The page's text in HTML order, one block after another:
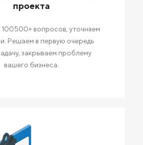
проекта
100500+ вопросов, уточняем
Решаем в первую очередь
закрываем проблему
вашего бизнеса.